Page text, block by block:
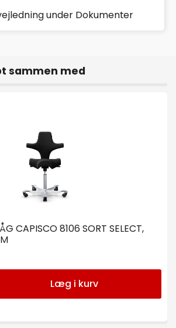
under Dokumenter
sammen med
CAPISCO 8106 SORT SELECT,
Læg i kurv